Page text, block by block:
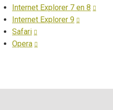
Internet Explorer 7 en 8
Internet Explorer 9
Safari
Opera